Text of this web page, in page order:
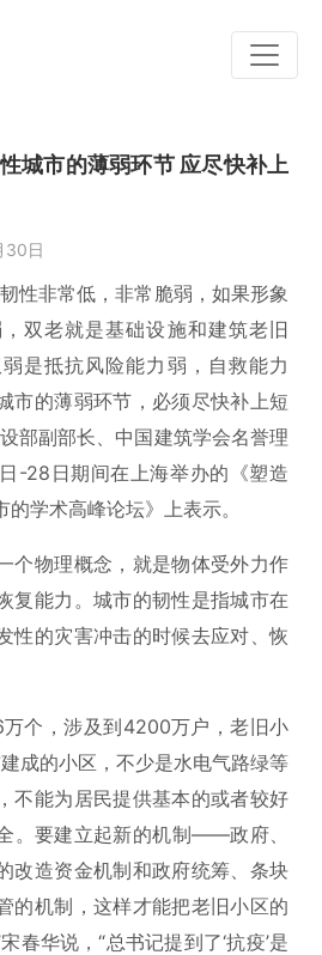
城市的薄弱环节 应尽快补上
30日
性非常低，非常脆弱，如果形象
双老就是基础设施和建筑老旧
是抵抗风险能力弱，自救能力
市的薄弱环节，必须尽快补上短
部副部长、中国建筑学会名誉理
-28日期间在上海举办的《塑造
学术高峰论坛》上表示。
个物理概念，就是物体受外力作
复能力。城市的韧性是指城市在
性的灾害冲击的时候去应对、恢
万个，涉及到4200万户，老旧小
成的小区，不少是水电气路绿等
不能为居民提供基本的或者较好
。要建立起新的机制——政府、
改造资金机制和政府统筹、条块
的机制，这样才能把老旧小区的
春华说，“总书记提到了‘抗疫’是